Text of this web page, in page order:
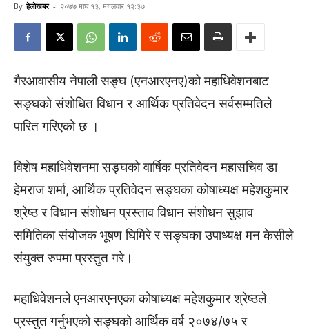
By हेलाेखबर - २०७७ माघ १३, मंगलवार १२:३७
गैरआवासीय नेपाली सङ्घ (एनआरएनए)को महाधिवेशनबाट
सङ्घको संशोधित विधान र आर्थिक प्रतिवेदन सर्वसम्मतिले
पारित गरिएको छ ।
विशेष महाधिवेशनमा सङ्घको वार्षिक प्रतिवेदन महासचिव डा
हेमराज शर्मा, आर्थिक प्रतिवेदन सङ्घका कोषाध्यक्ष महेशकुमार
श्रेष्ठ र विधान संशोधन प्रस्ताव विधान संशोधन सुझाव
समितिका संयोजक भूषण घिमिरे र सङ्घका उपाध्यक्ष मन केसीले
संयुक्त रुपमा प्रस्तुत गरे।
महाधिवेशनले एनआरएनएका कोषाध्यक्ष महेशकुमार श्रेष्ठले
प्रस्तुत गर्नुभएको सङ्घको आर्थिक वर्ष २०७४/७५ र